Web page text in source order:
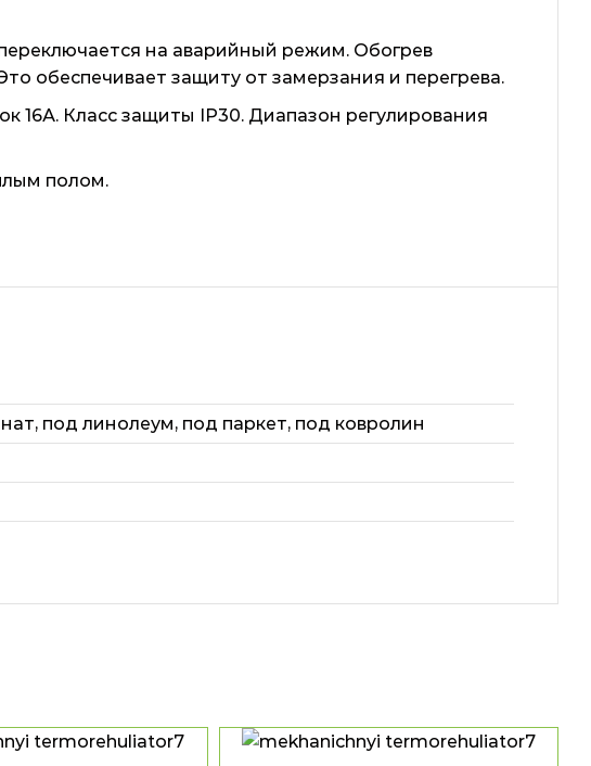
на аварийный режим. Обогрев
обеспечивает защиту от замерзания и перегрева.
16А. Класс защиты IP30. Диапазон регулирования
полом.
, под линолеум, под паркет, под ковролин